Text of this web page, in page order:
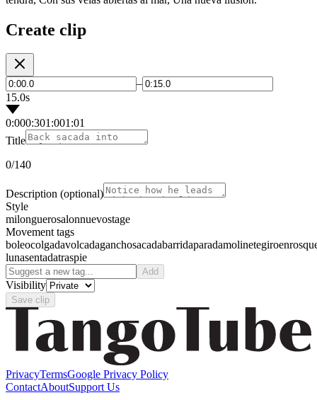
Create clip
–
15.0s
0:000:301:001:01
Title
0/140
Description (optional)
Style
milonguerosalonnuevostage
Movement tags
boleocolgadavolcadaganchosacadabarridaparadamolinetegiro
lunasentadatraspie
Add
Visibility
Save clip
PrivacyTermsGoogle Privacy Policy
ContactAboutSupport Us